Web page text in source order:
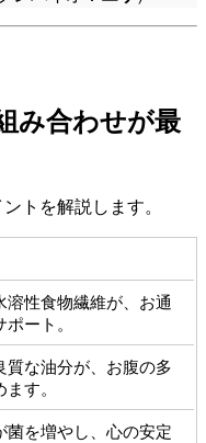
み合わせが最
トを解説します。
溶性食物繊維が、お通
ポート。
質な油分が、お腹の多
す。
菌を増やし、心の安定